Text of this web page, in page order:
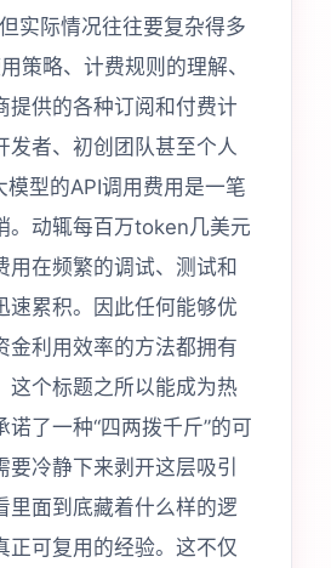
但实际情况往往要复杂得多
策略、计费规则的理解、
提供的各种订阅和付费计
发者、初创团队甚至个人
模型的API调用费用是一笔
。动辄每百万token几美元
用在频繁的调试、测试和
速累积。因此任何能够优
金利用效率的方法都拥有
这个标题之所以能成为热
诺了一种“四两拨千斤”的可
要冷静下来剥开这层吸引
里面到底藏着什么样的逻
正可复用的经验。这不仅